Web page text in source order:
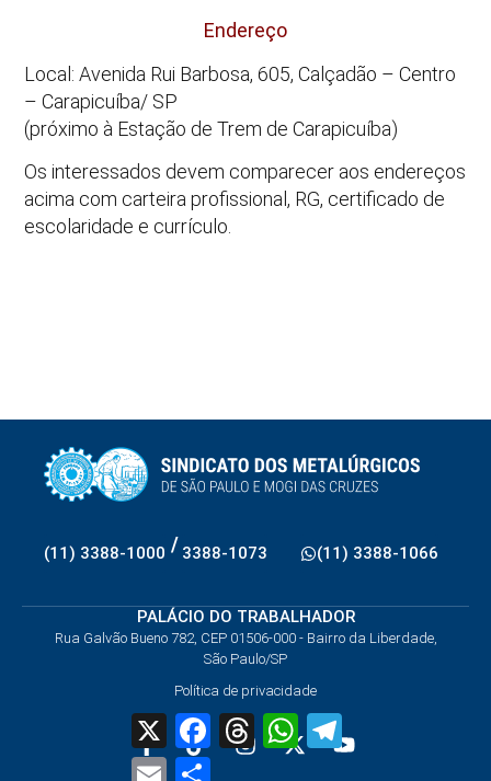
Endereço
Local: Avenida Rui Barbosa, 605, Calçadão – Centro
– Carapicuíba/ SP
(próximo à Estação de Trem de Carapicuíba)
Os interessados devem comparecer aos endereços
acima com carteira profissional, RG, certificado de
escolaridade e currículo.
(11) 3388-1000 / 3388-1073 (11) 3388-1066
PALÁCIO DO TRABALHADOR
Rua Galvão Bueno 782, CEP 01506-000 - Bairro da Liberdade,
São Paulo/SP
Política de privacidade
X FacebookThreadsWhatsApp
Email